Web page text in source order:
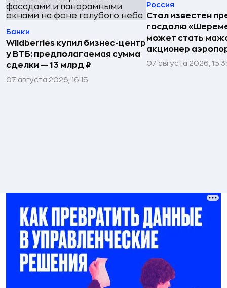
Банки
Wildberries купил бизнес-центр
у ВТБ: предполагаемая сумма
сделки — 13 млрд ₽
07 августа 2026, 16:15
Россия
Стал известен
госдолю
может стать
акционер
07 августа 2026,